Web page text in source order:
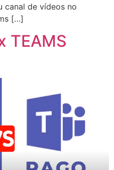
canal de vídeos no
[…]
TEAMS